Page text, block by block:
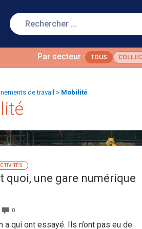
Par secteur : TOUS
de travail > Mobilité
quoi, une gare numérique
0
a qui ont essayé. Ils n’ont pas eu de